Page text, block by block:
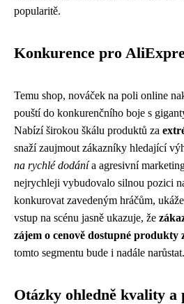
popularitě.
Konkurence pro
Temu shop, nováček na poli online
pouští do konkurenčního boje s
Nabízí širokou škálu produktů za
snaží zaujmout zákazníky hledající
na rychlé dodánía agresivní
nejrychleji vybudovalo silnou pozici
konkurovat zavedeným hráčům,
vstup na scénu jasně ukazuje, že
zájem o cenově dostupné produkty
tomto segmentu bude i nadále narůstat.
Otázky ohledně kvality a